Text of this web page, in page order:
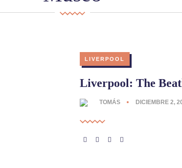
LIVERPOOL
Liverpool: The
TOMÁS DICIEMBRE 2,